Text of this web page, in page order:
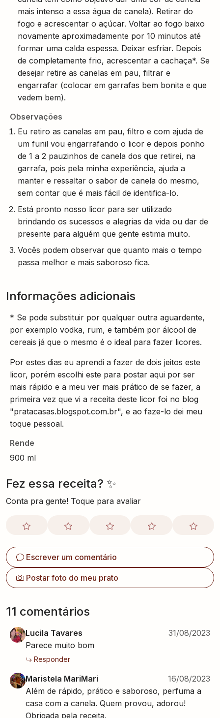
mais intenso a essa água de canela). Retirar do
fogo e acrescentar o açúcar. Voltar ao fogo baixo
novamente aproximadamente por 10 minutos até
formar uma calda espessa. Deixar esfriar. Depois
de completamente frio, acrescentar a cachaça*. Se
desejar retire as canelas em pau, filtrar e
engarrafar (colocar em garrafas bem bonita e que
vedem bem).
Observações
Eu retiro as canelas em pau, filtro e com ajuda de
um funil vou engarrafando o licor e depois ponho
de 1 a 2 pauzinhos de canela dos que retirei, na
garrafa, pois pela minha experiência, ajuda a
manter e ressaltar o sabor de canela do mesmo,
sem contar que é mais fácil de identifica-lo.
Está pronto nosso licor para ser utilizado
brindando os sucessos e alegrias da vida ou dar de
presente para alguém que gente estima muito.
Vocês podem observar que quanto mais o tempo
passa melhor e mais saboroso fica.
Informações adicionais
* Se pode substituir por qualquer outra aguardente,
por exemplo vodka, rum, e também por álcool de
cereais já que o mesmo é o ideal para fazer licores.
Por estes dias eu aprendi a fazer de dois jeitos este
licor, porém escolhi este para postar aqui por ser
mais rápido e a meu ver mais prático de se fazer, a
primeira vez que vi a receita deste licor foi no blog
"pratacasas.blogspot.com.br", e ao faze-lo dei meu
toque pessoal.
Rende
900 ml
Fez essa receita? ✨
Conta pra gente! Toque para avaliar
Escrever um comentário
Postar foto do meu prato
11 comentários
Lucila Tavares
31/08/2023
Parece muito bom
Responder
Maristela MariMari
16/08/2023
Além de rápido, prático e saboroso, perfuma a
casa com a canela. Quem provou, adorou!
Obrigada pela receita.